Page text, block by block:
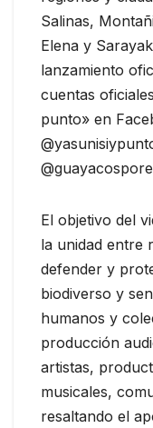
Salinas,
Elena y
lanzamiento
cuentas
punto» en
El objetivo del
la unidad entre
defender y
biodiverso y
humanos y
producción
artistas,
musicales,
resaltando el